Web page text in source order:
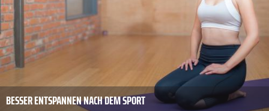
BESSER ENTSPANNEN NACH DEM SPORT